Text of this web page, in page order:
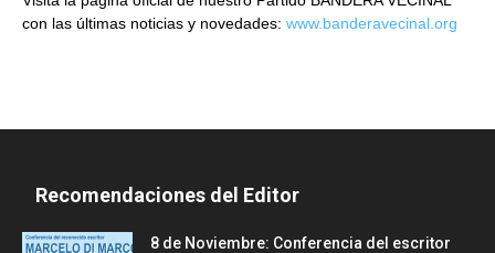
con las últimas noticias y novedades: www.banderavecinal.org
Recomendaciones del Editor
8 de Noviembre: Conferencia del escritor